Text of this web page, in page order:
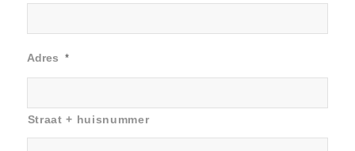
Adres *
Straat + huisnummer